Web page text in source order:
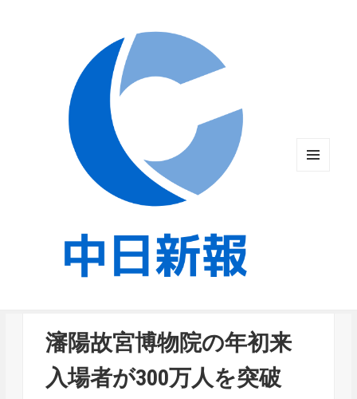
瀋陽故宮博物院の年初来
入場者が300万人を突破